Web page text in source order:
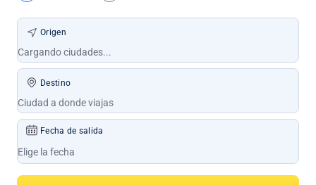
Origen
Destino
Fecha de salida